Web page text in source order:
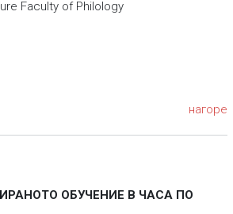
Faculty of Philology
нагоре
ОБУЧЕНИЕ В ЧАСА ПО